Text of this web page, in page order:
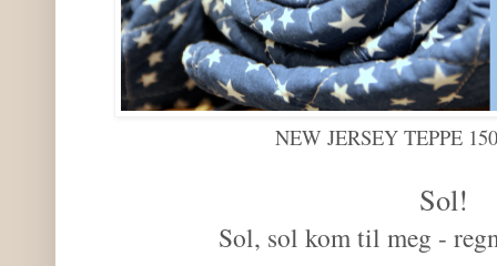
NEW JERSEY TEPPE
Sol!
Sol, sol kom til meg -